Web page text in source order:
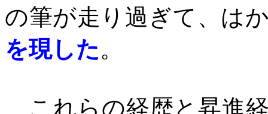
の筆が走り過ぎて、は
を現した。
これらの経歴と昇進